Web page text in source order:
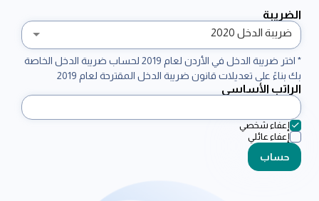
الضريبة
ضريبة الدخل 2020
* اختر ضريبة الدخل في الأردن لعام 2019 لحساب ضريبة الدخل الخاصة
بك بناءً على تعديلات قانون ضريبة الدخل المقترحة لعام 2019
الراتب الأساسي
إعفاء شخصي
إعفاء عائلي